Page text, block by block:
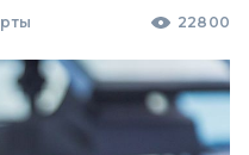
22800